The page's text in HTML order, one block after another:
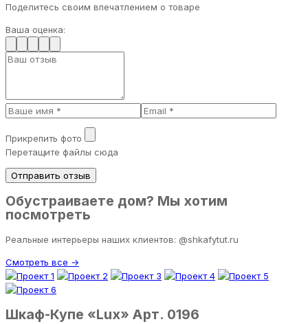
Поделитесь своим впечатлением о товаре
Ваша оценка:
Прикрепить фото
Перетащите файлы сюда
Отправить отзыв
Обустраиваете дом? Мы хотим
посмотреть
Реальные интерьеры наших клиентов: @shkafytut.ru
Смотреть все →
Шкаф-Купе «Lux» Арт. 0196